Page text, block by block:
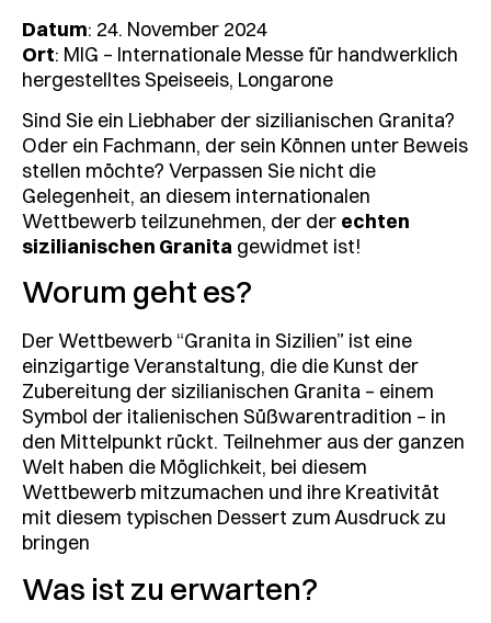
Datum: 24. November 2024
Ort: MIG – Internationale Messe für handwerklich
hergestelltes Speiseeis, Longarone
Sind Sie ein Liebhaber der sizilianischen Granita?
Oder ein Fachmann, der sein Können unter Beweis
stellen möchte? Verpassen Sie nicht die
Gelegenheit, an diesem internationalen
Wettbewerb teilzunehmen, der der echten
sizilianischen Granita gewidmet ist!
Worum geht es?
Der Wettbewerb “Granita in Sizilien” ist eine
einzigartige Veranstaltung, die die Kunst der
Zubereitung der sizilianischen Granita – einem
Symbol der italienischen Süßwarentradition – in
den Mittelpunkt rückt. Teilnehmer aus der ganzen
Welt haben die Möglichkeit, bei diesem
Wettbewerb mitzumachen und ihre Kreativität
mit diesem typischen Dessert zum Ausdruck zu
bringen
Was ist zu erwarten?